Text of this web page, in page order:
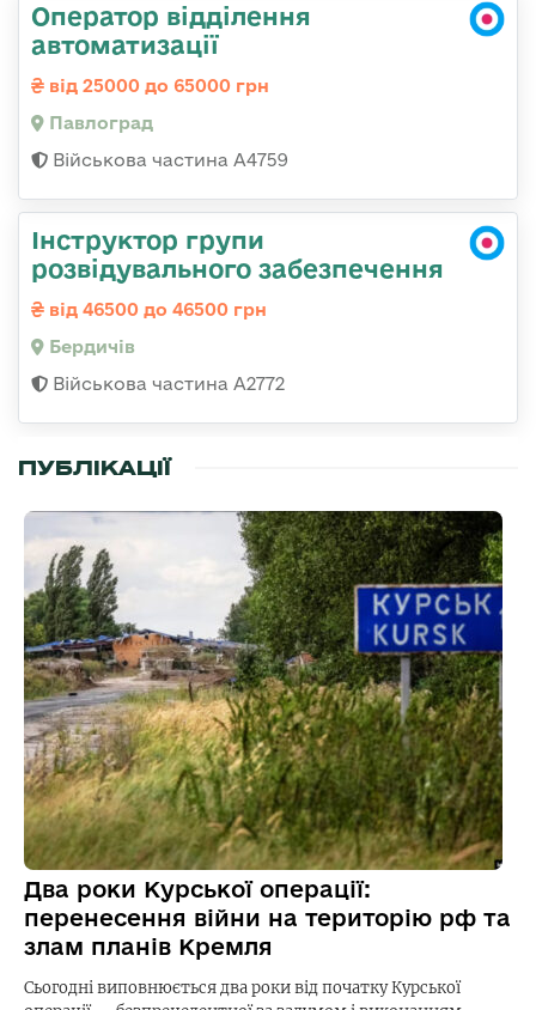
Оператор відділення
автоматизації
від 25000 до 65000 грн
Павлоград
Військова частина А4759
Інструктор групи
розвідувального забезпечення
від 46500 до 46500 грн
Бердичів
Військова частина А2772
ПУБЛІКАЦІЇ
Два роки Курської операції:
перенесення війни на територію рф та
злам планів Кремля
Сьогодні виповнюється два роки від початку Курської